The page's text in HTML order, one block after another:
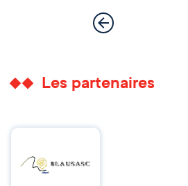
Les partenaires